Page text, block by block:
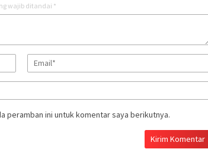
wajib ditandai *
peramban ini untuk komentar saya berikutnya.